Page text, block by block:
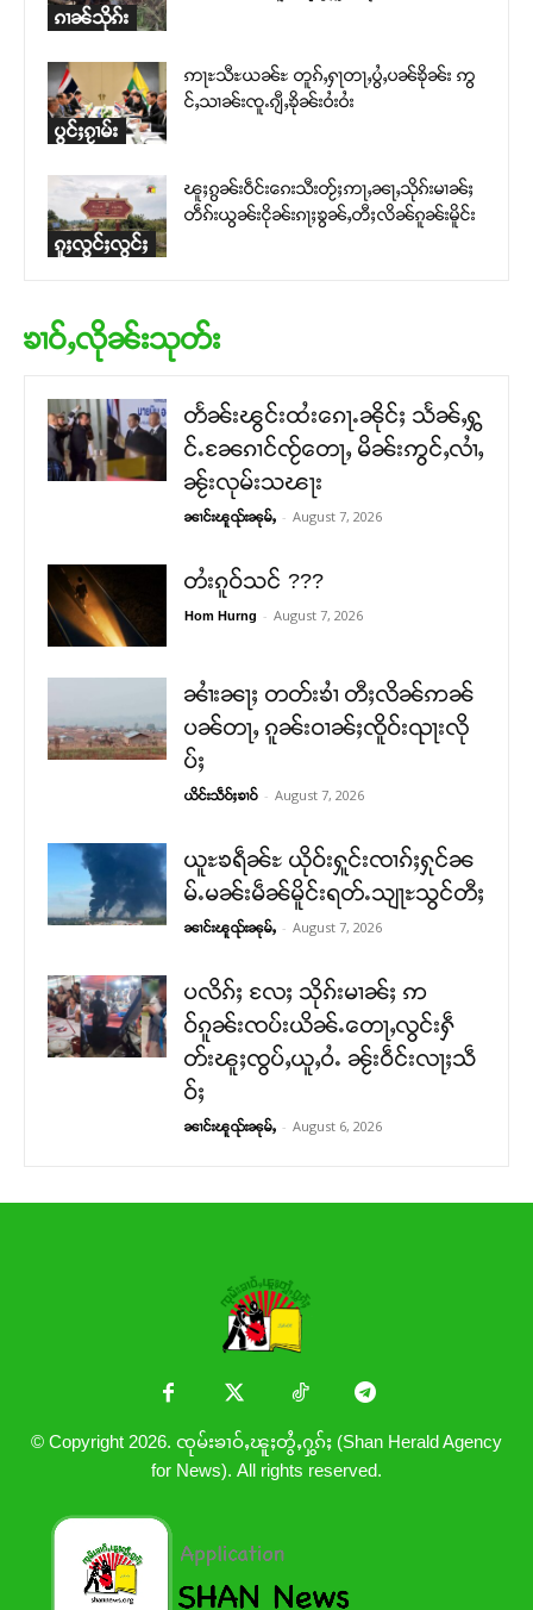
ၵၢၼ်သိုၵ်း
ပွင်ႈၵႂၢမ်း
ဢႃႊသီႊယၼ်ႊ တူၵ်ႇႁႃတႃႇပွႆႇပၼ်ၶိုၼ်း ဢွ
င်ႇသၢၼ်းၸူႉၵျီႇၶိုၼ်းဝႆးဝႆး
ၵူႈလွင်ႈလွင်ႈ
ၽူႈၵွၼ်းဝဵင်းၵေးသီးတႂ်ႈဢႃႇၼႃႇသိုၵ်းမၢၼ်ႈ
တဵၵ်းယွၼ်းငိုၼ်းၵႃႈၶွၼ်ႇတီႈလိၼ်ၵူၼ်းမိူင်း
ၶၢဝ်ႇလိုၼ်းသုတ်း
တႅၼ်းၽွင်းထႆးၵေႃႉၼိုင်ႈ သႅၼ်ႇႁွ
င်ႉၼႄၵၢင်ၸႂ်တေႃႇ မိၼ်းဢွင်ႇလၢႆႇ
ၼႂ်းလုမ်းသၽႃး
ၼၢင်းၽူၺ်းၼုမ်ႇ - August 7, 2026
တႆးၵူဝ်သင် ???
Hom Hurng - August 7, 2026
ၼၢႆးၼႃႈ တတ်းၶၢႆ တီႈလိၼ်ဢၼ်
ပၼ်တႃႇ ၵူၼ်းဝၢၼ်ႈၸိူဝ်းၺႃးလို
ပ်ႈ
ယိင်းသဵဝ်ႈၶၢဝ် - August 7, 2026
ယူႊၶရဵၼ်ႊ ယိုဝ်းႁူင်းၸၢၵ်ႈႁုင်ၼ
မ်ႉမၼ်းမဵၼ်မိူင်းရတ်ႉသျႃႊသွင်တီႈ
ၼၢင်းၽူၺ်းၼုမ်ႇ - August 7, 2026
ပလိၵ်ႈ လႄႈ သိုၵ်းမၢၼ်ႈ ဢ
ဝ်ၵူၼ်းၸပ်းယိၼ်ႉတေႃႇလွင်းႁဵ
တ်းၽူႈၸွပ်ႇယူႇဝႆႉ ၼႂ်းဝဵင်းလႃႈသဵ
ဝ်ႈ
ၼၢင်းၽူၺ်းၼုမ်ႇ - August 6, 2026
© Copyright 2026. ၸုမ်းၶၢဝ်ႇၽူႈတွႆႇႁွၵ်ႈ (Shan Herald Agency
for News). All rights reserved.